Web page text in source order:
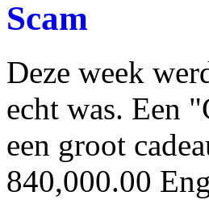
Scam
Deze week
echt was. Een
een groot
840,000.00